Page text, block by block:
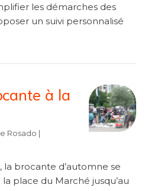
les démarches des
un suivi personnalisé
à la
Rosado
brocante d’automne se
place du Marché jusqu’au